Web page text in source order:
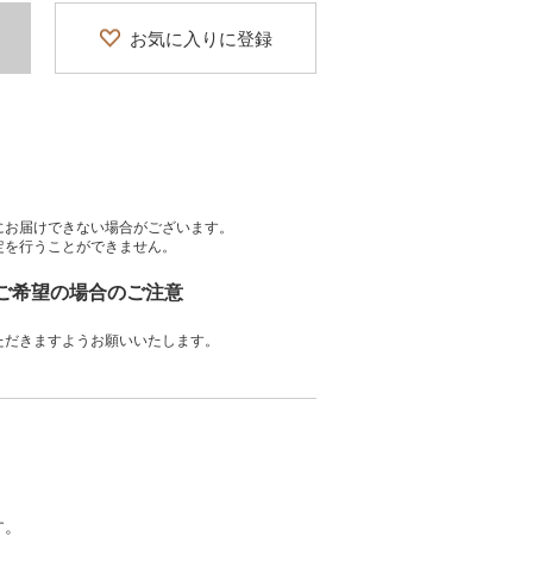
お気に入りに登録
届けできない場合がございます。
行うことができません。
希望の場合のご注意
きますようお願いいたします。